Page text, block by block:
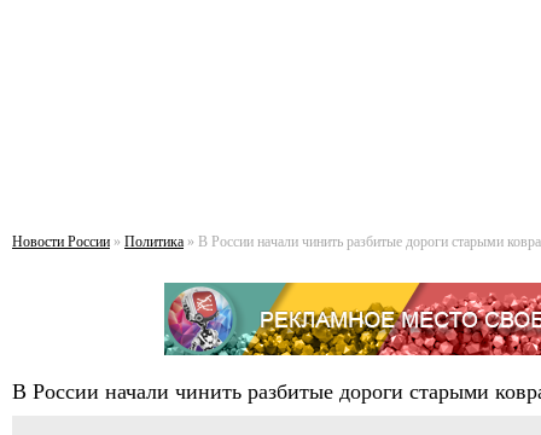
Новости России » Политика » В России начали чинить разбитые дороги старыми
В России начали чинить разбитые дороги старыми